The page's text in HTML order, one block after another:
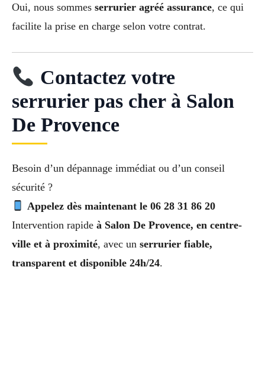
Oui, nous sommes serrurier agréé assurance, ce qui
facilite la prise en charge selon votre contrat.
Contactez votre
serrurier pas cher à Salon
De Provence
Besoin d’un dépannage immédiat ou d’un conseil
sécurité ?
Appelez dès maintenant le 06 28 31 86 20
Intervention rapide à Salon De Provence, en centre-
ville et à proximité, avec un serrurier fiable,
transparent et disponible 24h/24.